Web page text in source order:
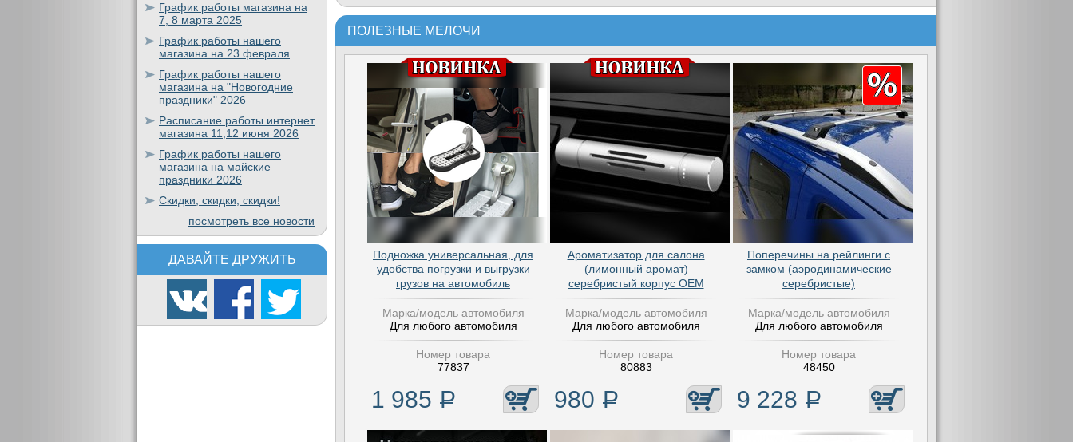
График работы магазина на
7, 8 марта 2025
График работы нашего
магазина на 23 февраля
График работы нашего
магазина на "Новогодние
праздники" 2026
Расписание работы интернет
магазина 11,12 июня 2026
График работы нашего
магазина на майские
праздники 2026
Скидки, скидки, скидки!
посмотреть все новости
ДАВАЙТЕ ДРУЖИТЬ
ПОЛЕЗНЫЕ МЕЛОЧИ
Подножка универсальная, для
удобства погрузки и выгрузки
грузов на автомобиль
Марка/модель автомобиля
Для любого автомобиля
Номер товара
77837
1 985 Р
Ароматизатор для салона
(лимонный аромат)
серебристый корпус OEM
Марка/модель автомобиля
Для любого автомобиля
Номер товара
80883
980 Р
Поперечины на рейлинги с
замком (аэродинамические
серебристые)
Марка/модель автомобиля
Для любого автомобиля
Номер товара
48450
9 228 Р